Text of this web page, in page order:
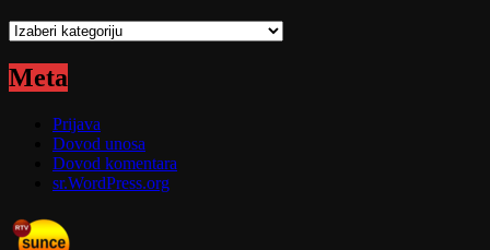
Kategorije
Meta
Prijava
Dovod unosa
Dovod komentara
sr.WordPress.org